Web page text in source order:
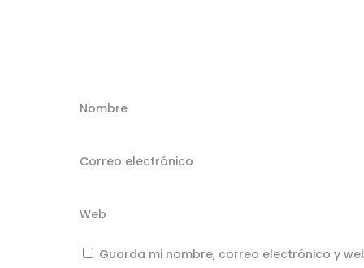
Nombre
Correo electrónico
Web
Guarda mi nombre, correo electrónico y